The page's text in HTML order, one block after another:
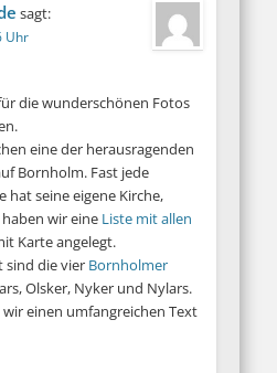
sagt:
Uhr
die wunderschönen Fotos
eine der herausragenden
Bornholm. Fast jede
hat seine eigene Kirche,
wir eine Liste mit allen
Karte angelegt.
sind die vier Bornholmer
Olsker, Nyker und Nylars.
einen umfangreichen Text